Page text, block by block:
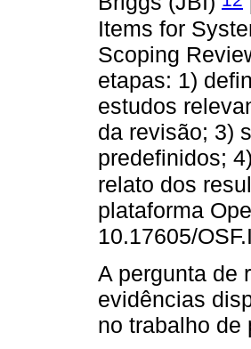
Items for
Scoping
etapas: 1)
estudos
da revisão; 3)
predefinidos;
relato dos
plataforma
10.17605/
A pergunta de
evidências
no trabalho de